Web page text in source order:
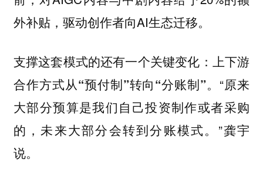
外补贴，驱动创作者向AI生态迁移。
支撑这套模式的还有一个关键变化：上下游
合作方式从“预付制”转向“分账制”。 “原来
大部分预算是我们自己投资制作或者采购
的，未来大部分会转到分账模式。”龚宇
说。